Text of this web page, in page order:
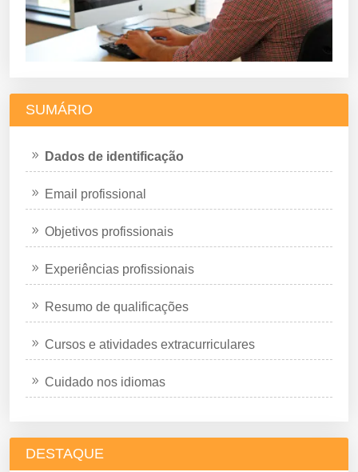
SUMÁRIO
Dados de identificação
Email profissional
Objetivos profissionais
Experiências profissionais
Resumo de qualificações
Cursos e atividades extracurriculares
Cuidado nos idiomas
DESTAQUE